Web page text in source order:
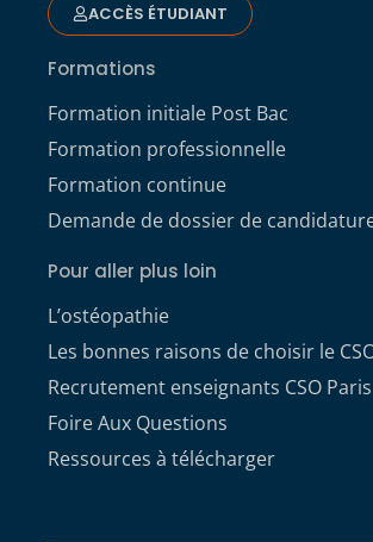
ACCÈS ÉTUDIANT
Formations
Formation initiale Post Bac
Formation professionnelle
Formation continue
Demande de dossier de
Pour aller plus loin
L’ostéopathie
Les bonnes raisons de choisir le
Recrutement enseignants CSO Paris
Foire Aux Questions
Ressources à télécharger